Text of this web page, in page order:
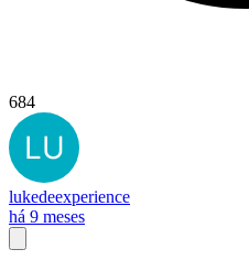
684
lukedeexperience
há 9 meses